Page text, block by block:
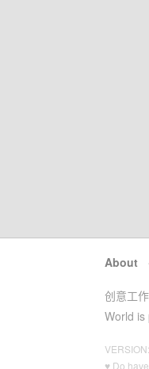
About ·
创意工
World is
♥ Do